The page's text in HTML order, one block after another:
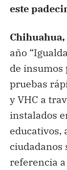
este
año
de insumos
pruebas
y VHC a
instalados
educativos,
ciudadanos
referencia